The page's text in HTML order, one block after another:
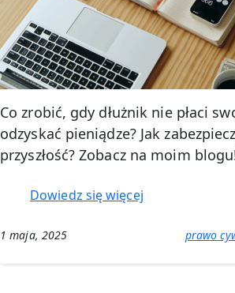
Co zrobić, gdy dłużnik nie płaci
odzyskać pieniądze? Jak
przyszłość? Zobacz na moim
Dowiedz się więcej:
dłużnik
płaci
1 maja, 2025 prawo